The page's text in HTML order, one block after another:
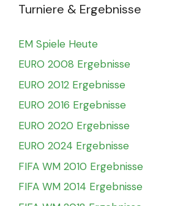
Turniere & Ergebnisse
EM Spiele Heute
EURO 2008 Ergebnisse
EURO 2012 Ergebnisse
EURO 2016 Ergebnisse
EURO 2020 Ergebnisse
EURO 2024 Ergebnisse
FIFA WM 2010 Ergebnisse
FIFA WM 2014 Ergebnisse